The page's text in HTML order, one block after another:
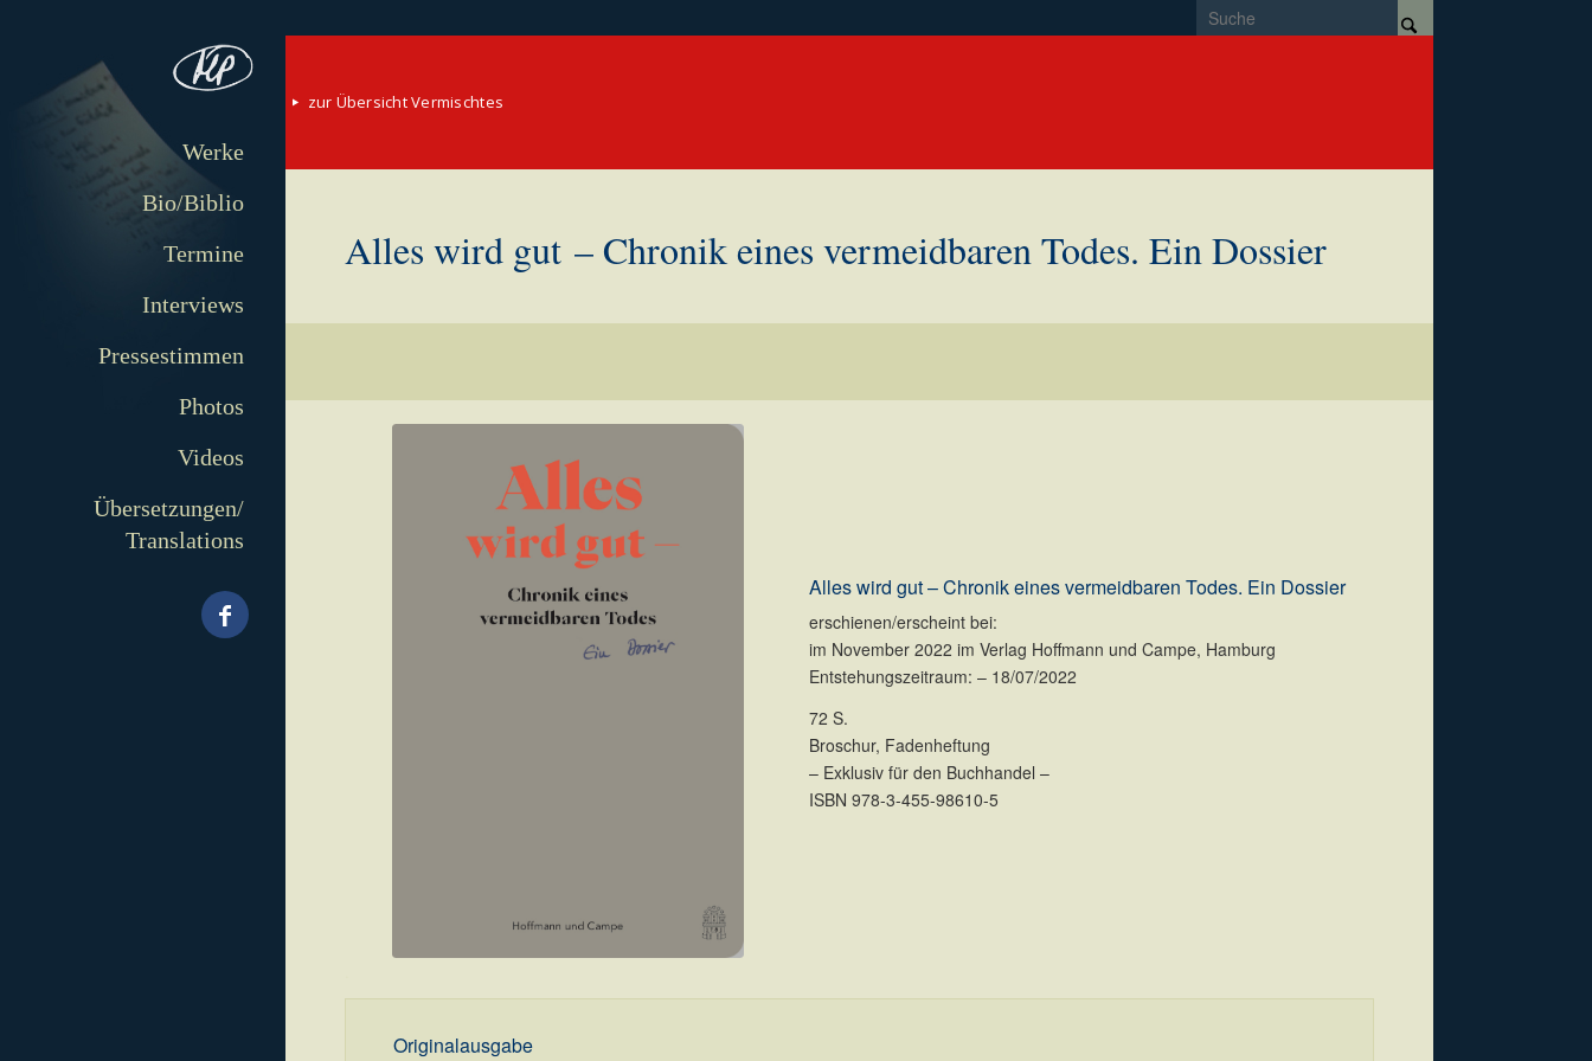
Werke
Bio/Biblio
Termine
Interviews
Pressestimmen
Photos
Videos
Übersetzungen/
Translations
zur Übersicht Vermischtes
Alles wird gut – Chronik eines vermeidbaren Todes. Ein Dossier
Alles wird gut – Chronik eines vermeidbaren Todes. Ein Dossier
erschienen/erscheint bei:
im November 2022 im Verlag Hoffmann und Campe, Hamburg
Entstehungszeitraum: – 18/07/2022
72 S.
Broschur, Fadenheftung
– Exklusiv für den Buchhandel –
ISBN 978-3-455-98610-5
Originalausgabe